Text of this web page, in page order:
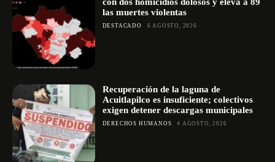
las muertes violentas
DESTACADO 6 AGOSTO, 2026
Recuperación de la laguna de
Acuitlapilco es insuficiente; colectivos
exigen detener descargas municipales
DERECHOS HUMANOS 4 AGOSTO, 2026